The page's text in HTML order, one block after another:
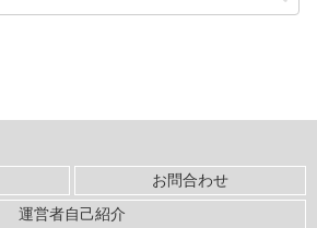
お問合わせ
運営者自己紹介